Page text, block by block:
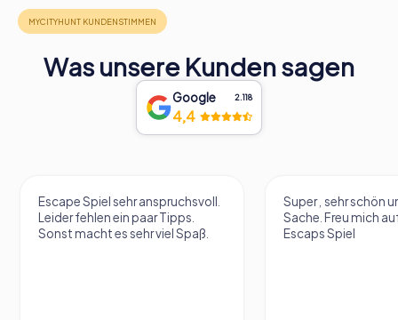
Was unsere Kunden sagen
Google 2.118
4,4
Escape Spiel sehr anspruchsvoll.
Leider fehlen ein paar Tipps.
Sonst macht es sehr viel Spaß.
Super , sehr schön
Sache. Freu mich
Escaps Spiel